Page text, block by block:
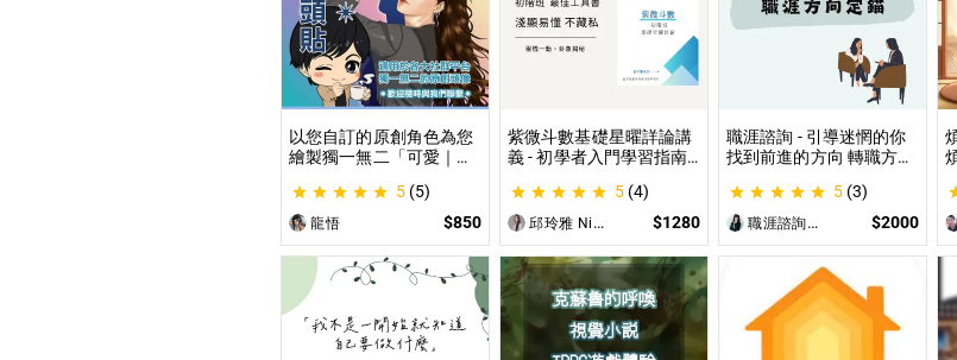
以您自訂的原創角色為您
繪製獨一無二「可愛｜美
業繪師將繪製1張可自行
指定「表情」和「動作」
的理想頭貼！
5 (5)
龍悟 $850
紫微斗數基礎星曜詳論講
義 - 初學者入門學習指南
道自己的命宮？初學者自
學最佳工具書，淺顯易懂
不藏私！
5 (4)
邱玲雅 Nina $1280
職涯諮詢 - 引導迷惘的你
找到前進的方向 轉職方向
職場問題、offer選擇評估
5 (3)
職涯諮詢師 阿紫 $2000